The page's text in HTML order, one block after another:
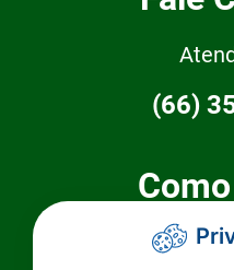
(66)
Prefeitura